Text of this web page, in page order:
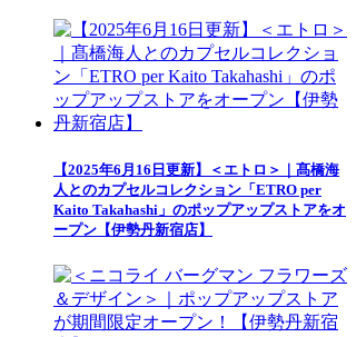
【2025年6月16日更新】＜エトロ＞｜髙橋海
人とのカプセルコレクション「ETRO per
Kaito Takahashi」のポップアップストアをオ
ープン【伊勢丹新宿店】